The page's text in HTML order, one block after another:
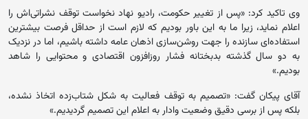
وی تاکید کرد: «پس از تغییر حکومت، رادیو نهاد نخواست توقف نشراتی‌اش را
اعلام نماید، زیرا ما به این باور بودیم که لازم است از حداقل فرصت بیشترین
استفاده‌ای سازنده را جهت روشن‌سازی اذهان عامه داشته باشیم، اما در نزدیک
به دو سال گذشته بدبختانه فشار روزافزون اقتصادی و محتوایی را شاهد
بودیم.»
آقای پیکان گفت: «تصمیم به توقف فعالیت به شکل شتاب‌زده اتخاذ نشده،
بلکه پس از برسی دقیق وضعیت وادار به اعلام این تصمیم گردیدیم.»